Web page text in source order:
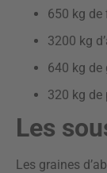
650 kg de
3200 kg
640 kg de
320 kg de
Les
Les graines